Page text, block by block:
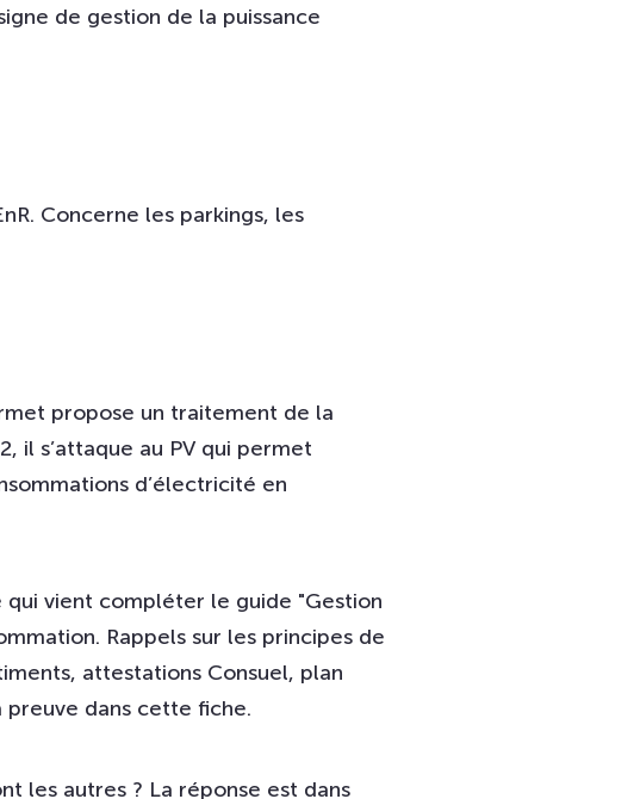
de gestion de la puissance
Concerne les parkings, les
propose un traitement de la
il s’attaque au PV qui permet
d’électricité en
vient compléter le guide "Gestion
Rappels sur les principes de
attestations Consuel, plan
preuve dans cette fiche.
les autres ? La réponse est dans